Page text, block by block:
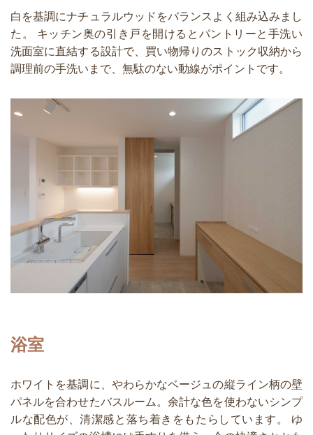
白を基調にナチュラルウッドをバランスよく組み込みまし
た。 キッチン奥の引き戸を開けるとパントリーと手洗い
洗面室に直結する設計で、買い物帰りのストック収納から
調理前の手洗いまで、無駄のない動線がポイントです。
浴室
ホワイトを基調に、やわらかなベージュの縦ライン柄の壁
パネルを合わせたバスルーム。余計な色を使わないシンプ
ルな配色が、清潔感と落ち着きをもたらしています。 ゆ